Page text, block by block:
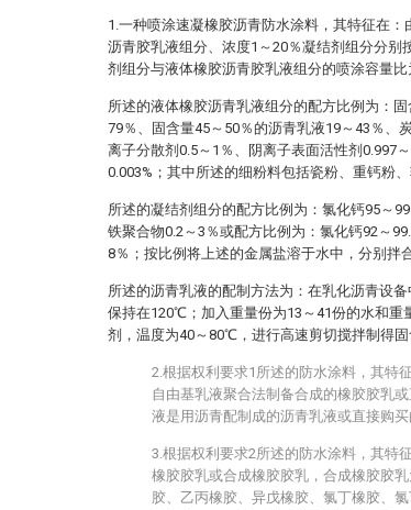
1.一种喷涂速凝橡胶沥青防水涂料，其特征在
沥青胶乳液组分、浓度1～20％凝结剂组分分别
剂组分与液体橡胶沥青胶乳液组分的喷涂容量比
所述的液体橡胶沥青乳液组分的配方比例为：
79％、固含量45～50％的沥青乳液19～43％、
离子分散剂0.5～1％、阴离子表面活性剂0.997
0.003%；其中所述的细粉料包括瓷粉、重钙粉、
所述的凝结剂组分的配方比例为：氯化钙95～
铁聚合物0.2～3％或配方比例为：氯化钙92～
8％；按比例将上述的金属盐溶于水中，分别拌
所述的沥青乳液的配制方法为：在乳化沥青设
保持在120℃；加入重量份为13～41份的水和重
剂，温度为40～80℃，进行高速剪切搅拌制得固
2.根据权利要求1所述的防水涂料，其特
自由基乳液聚合法制备合成的橡胶胶乳
液是用沥青配制成的沥青乳液或直接购买
3.根据权利要求2所述的防水涂料，其特
橡胶胶乳或合成橡胶胶乳，合成橡胶胶
胶、乙丙橡胶、异戊橡胶、氯丁橡胶、